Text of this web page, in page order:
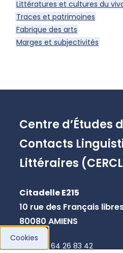
Littératures et cultures du
Traces et patrimoines
Fabrique des arts
Marges et subjectivités
Centre d’Études
Contacts
Littéraires
Citadelle E215
10 rue des Français
80080 AMIENS
+33 3 64 26 83 42
Cookies